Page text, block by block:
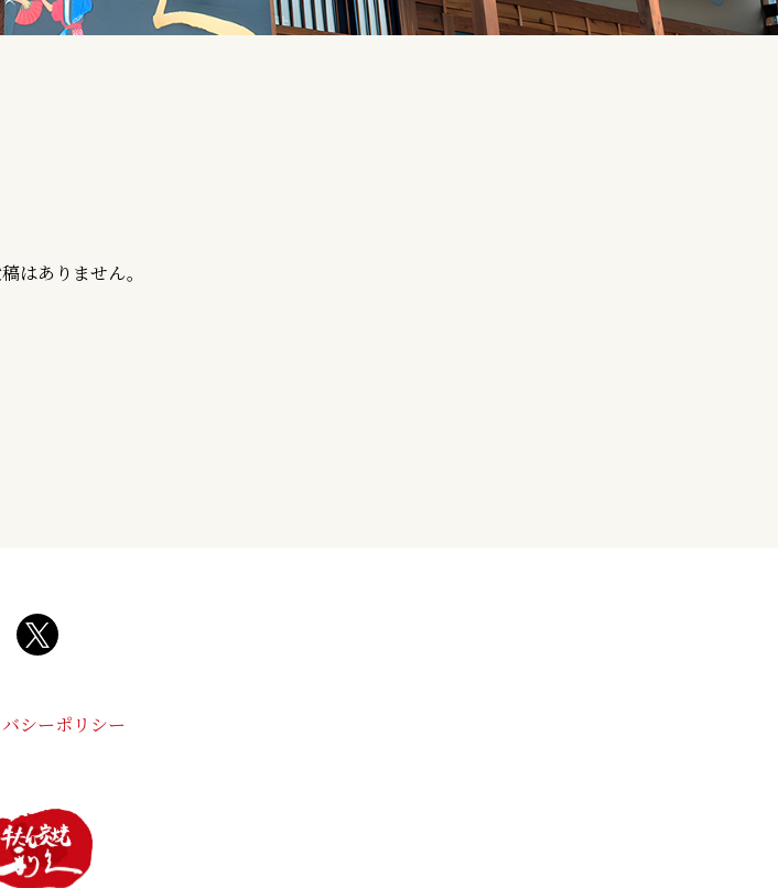
はありません。
シーポリシー